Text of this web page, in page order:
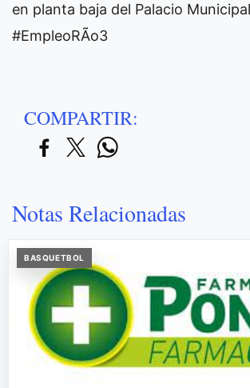
en planta baja del Palacio
#EmpleoRÃ­o3
COMPARTIR:
Notas Relacionadas
BASQUETBOL